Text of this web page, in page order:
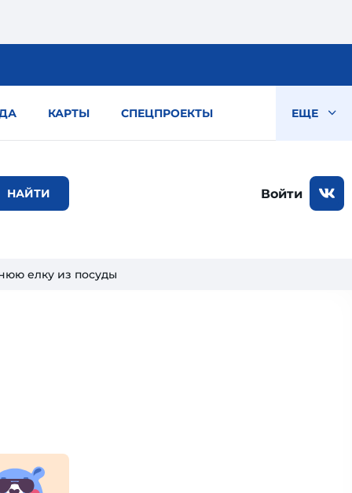
КАРТЫ СПЕЦПРОЕКТЫ ЕЩЕ
Войти
елку из посуды